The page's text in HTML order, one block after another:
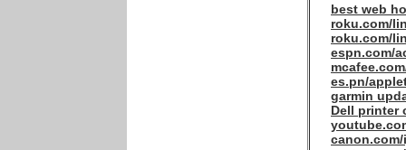
best web
roku.com/
roku.com/
espn.com/
es.pn/
garmin
Dell printer